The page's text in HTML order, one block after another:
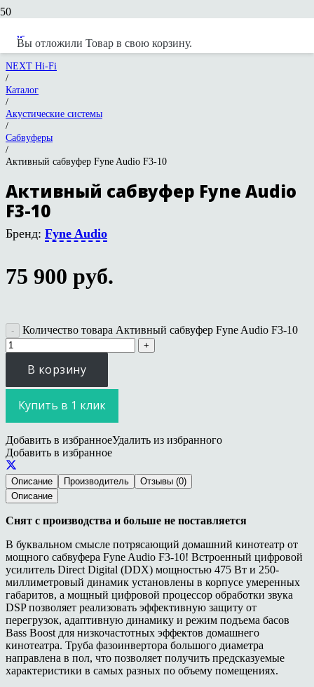
Вы отложили Товар в свою корзину.
NEXT Hi-Fi
/
Каталог
/
Акустические системы
/
Сабвуферы
/
Активный сабвуфер Fyne Audio F3-10
Активный сабвуфер Fyne Audio
F3-10
Бренд: Fyne Audio
75 900 руб.
Количество товара Активный сабвуфер Fyne Audio F3-10
В корзину
Купить в 1 клик
Добавить в избранноеУдалить из избранного
Добавить в избранное
Описание Производитель
Отзывы (0)
Описание
Снят с производства и больше не поставляется
В буквальном смысле потрясающий домашний кинотеатр от
мощного сабвуфера Fyne Audio F3-10! Встроенный цифровой
усилитель Direct Digital (DDX) мощностью 475 Вт и 250-
миллиметровый динамик установлены в корпусе умеренных
габаритов, а мощный цифровой процессор обработки звука
DSP позволяет реализовать эффективную защиту от
перегрузок, адаптивную динамику и режим подъема басов
Bass Boost для низкочастотных эффектов домашнего
кинотеатра. Труба фазоинвертора большого диаметра
направлена в пол, что позволяет получить предсказуемые
характеристики в самых разных по объему помещениях.